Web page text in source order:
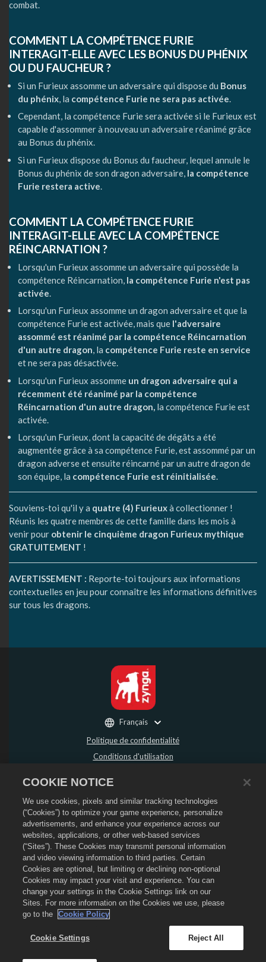
combat.
COMMENT LA COMPÉTENCE FURIE
INTERAGIT-ELLE AVEC LES BONUS DU PHÉNIX
OU DU FAUCHEUR ?
Si un Furieux assomme un adversaire qui dispose du Bonus
du phénix, la compétence Furie ne sera pas activée.
Cependant, la compétence Furie sera activée si le Furieux est
capable d'assommer à nouveau un adversaire réanimé grâce
au Bonus du phénix.
Si un Furieux dispose du Bonus du faucheur, lequel annule le
Bonus du phénix de son dragon adversaire, la compétence
Furie restera active.
COMMENT LA COMPÉTENCE FURIE
INTERAGIT-ELLE AVEC LA COMPÉTENCE
RÉINCARNATION ?
Lorsqu'un Furieux assomme un adversaire qui possède la
compétence Réincarnation, la compétence Furie n'est pas
activée.
Lorsqu'un Furieux assomme un dragon adversaire et que la
compétence Furie est activée, mais que l'adversaire
assommé est réanimé par la compétence Réincarnation
d'un autre dragon, la compétence Furie reste en service
et ne sera pas désactivée.
Lorsqu'un Furieux assomme un dragon adversaire qui a
récemment été réanimé par la compétence
Réincarnation d'un autre dragon, la compétence Furie est
activée.
Lorsqu'un Furieux, dont la capacité de dégâts a été
augmentée grâce à sa compétence Furie, est assommé par un
dragon adverse et ensuite réincarné par un autre dragon de
son équipe, la compétence Furie est réinitialisée.
Souviens-toi qu'il y a quatre (4) Furieuxà collectionner !
Réunis les quatre membres de cette famille dans les mois à
venir pour obtenir le cinquième dragon Furieux mythique
GRATUITEMENT !
AVERTISSEMENT : Reporte-toi toujours aux informations
contextuelles en jeu pour connaître les informations définitives
sur tous les dragons.
Politique de confidentialité
Conditions d'utilisation
Politique de remboursement
Politique de cookies
Assistance de la boutique
Assistance du jeu
Paramètres des cookies
2026Social Point S.L. Dragon City et le logo Dragon City sont des marques
déposées de Social Point S.L. Tous droits réservés. La boutique Dragon City est
opérée par Zynga, Inc. Les offres sont uniquement valides dans le jeu Dragon
City. La disponibilité et le prix des offres varient en fonction des régions.
Français
COOKIE NOTICE
We use cookies, pixels and similar tracking technologies
(“Cookies”) to optimize your game experience, personalize
advertisements, and enhance your experience across our
websites, applications, or other web-based services
(“Sites”). These Cookies may transmit personal information
and video viewing information to third parties. Certain
Cookies are optional, but limiting or declining non-optional
Cookies may impact your visit and experience. You can
change your settings in the Cookie Settings link on our
Sites. For more information on the Cookies we use, please
go to the
Cookie Policy
Cookie Settings Reject All